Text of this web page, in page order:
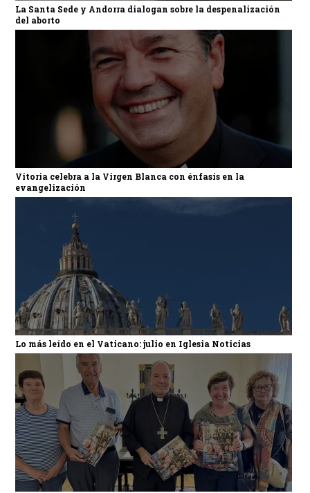
La Santa Sede y Andorra dialogan sobre la despenalización
del aborto
Vitoria celebra a la Virgen Blanca con énfasis en la
evangelización
Lo más leído en el Vaticano: julio en Iglesia Noticias